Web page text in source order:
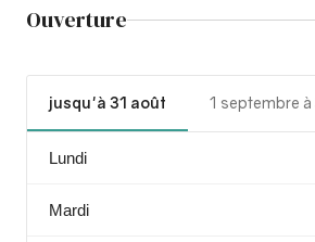
Ouverture
jusqu'à 31 août 1 septembre
Lundi
Mardi